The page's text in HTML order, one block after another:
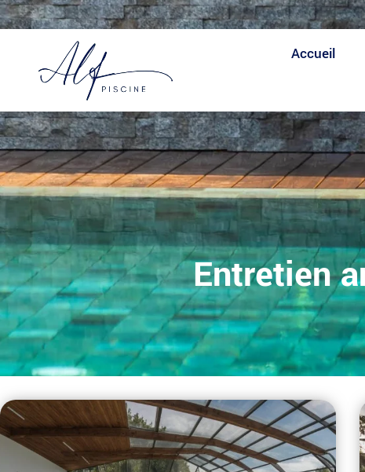
Expertise Fiabilité Expertise
Accueil
Entretien